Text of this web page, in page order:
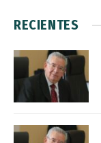
RECIENTES